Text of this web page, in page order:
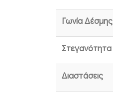
Γωνία Δέσμης
Στεγανότητα
Διαστάσεις